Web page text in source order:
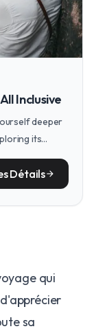
Inclusive
deeper
its
Détailsarrow_forward
qui
sa